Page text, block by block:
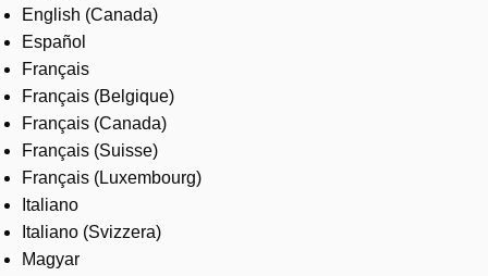
English (Canada)
Español
Français
Français (Belgique)
Français (Canada)
Français (Suisse)
Français (Luxembourg)
Italiano
Italiano (Svizzera)
Magyar